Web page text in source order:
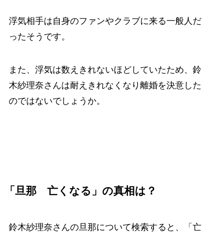
浮気相手は自身のファンやクラブに来る一般人だ
ったそうです。
また、浮気は数えきれないほどしていたため、鈴
木紗理奈さんは耐えきれなくなり離婚を決意した
のではないでしょうか。
「旦那 亡くなる」の真相は？
鈴木紗理奈さんの旦那について検索すると、「亡